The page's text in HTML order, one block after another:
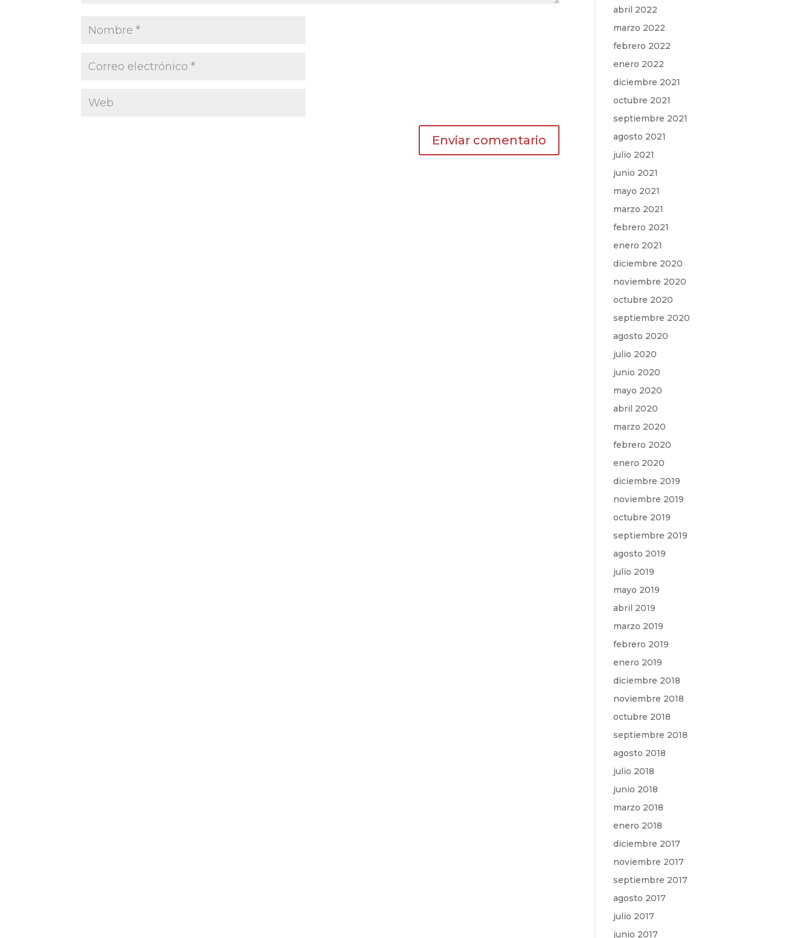
abril 2022
marzo 2022
febrero 2022
enero 2022
diciembre 2021
octubre 2021
septiembre 2021
agosto 2021
julio 2021
junio 2021
mayo 2021
marzo 2021
febrero 2021
enero 2021
diciembre 2020
noviembre 2020
octubre 2020
septiembre 2020
agosto 2020
julio 2020
junio 2020
mayo 2020
abril 2020
marzo 2020
febrero 2020
enero 2020
diciembre 2019
noviembre 2019
octubre 2019
septiembre 2019
agosto 2019
julio 2019
mayo 2019
abril 2019
marzo 2019
febrero 2019
enero 2019
diciembre 2018
noviembre 2018
octubre 2018
septiembre 2018
agosto 2018
julio 2018
junio 2018
marzo 2018
enero 2018
diciembre 2017
noviembre 2017
septiembre 2017
agosto 2017
julio 2017
junio 2017